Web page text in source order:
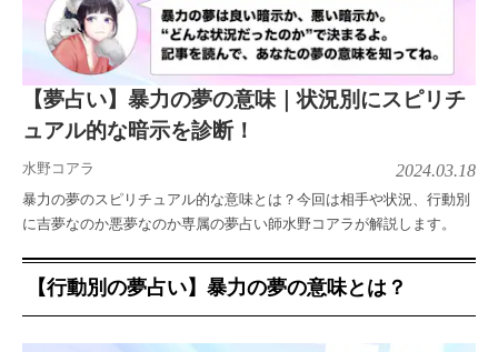
【夢占い】暴力の夢の意味｜状況別にスピリチ
ュアル的な暗示を診断！
水野コアラ 2024.03.18
暴力の夢のスピリチュアル的な意味とは？今回は相手や状況、行動別
に吉夢なのか悪夢なのか専属の夢占い師水野コアラが解説します。
【行動別の夢占い】暴力の夢の意味とは？